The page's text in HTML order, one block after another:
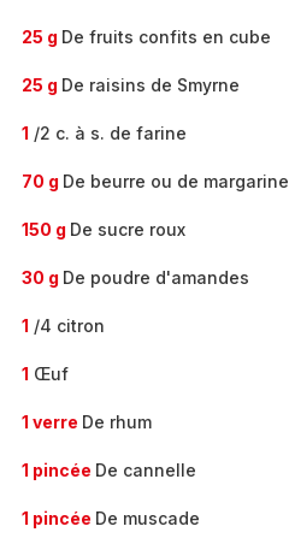
25 g De fruits confits en cube
25 g De raisins de Smyrne
1 /2 c. à s. de farine
70 g De beurre ou de margarine
150 g De sucre roux
30 g De poudre d'amandes
1 /4 citron
1 Œuf
1 verre De rhum
1 pincée De cannelle
1 pincée De muscade